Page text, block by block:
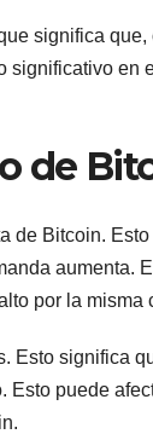
significa
significativo en
de
de Bitcoin.
aumenta.
por la misma
Esto significa
puede